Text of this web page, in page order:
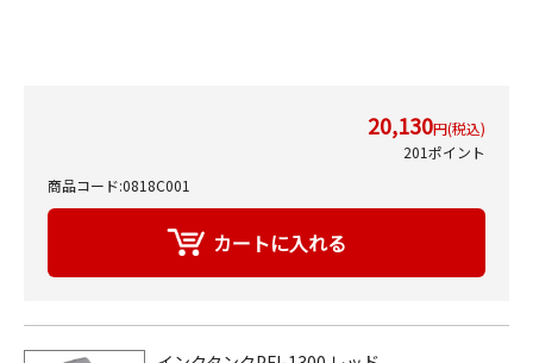
20,130円(税込)
201ポイント
商品コード:0818C001